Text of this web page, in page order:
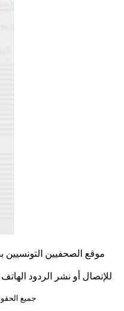
موقع الصحفيين
جميع